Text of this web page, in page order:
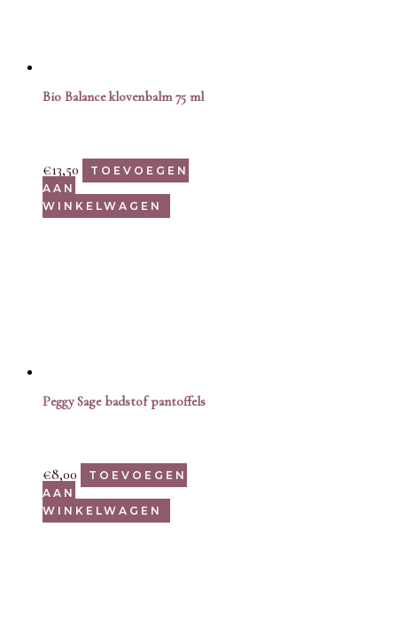
Bio Balance klovenbalm 75 ml
€13,50
TOEVOEGEN
AAN
WINKELWAGEN
Peggy Sage badstof pantoffels
€8,00
TOEVOEGEN
AAN
WINKELWAGEN